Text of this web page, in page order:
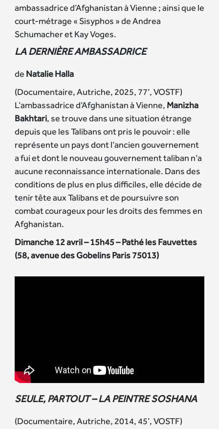
ambassadrice d’Afghanistan à Vienne ; ainsi que le
court-métrage « Sisyphos » de Andrea
Schumacher et Kay Voges.
LA DERNIÈRE AMBASSADRICE
de Natalie Halla
(Documentaire, Autriche, 2025, 77’, VOSTF)
L’ambassadrice d’Afghanistan à Vienne, Manizha
Bakhtari, se trouve dans une situation étrange
depuis que les Talibans ont pris le pouvoir : elle
représente un pays dont l’ancien gouvernement
a fui et dont le nouveau gouvernement taliban n’a
aucune reconnaissance internationale. Dans des
conditions de plus en plus difficiles, elle décide de
tenir tête aux Talibans et de poursuivre son
combat courageux pour les droits des femmes en
Afghanistan.
Dimanche 12 avril – 15h45 – Pathé les Fauvettes
(58, avenue des Gobelins Paris 75013)
SEULE, PARTOUT – LA PEINTRE SOSHANA
(Documentaire, Autriche, 2014, 45’, VOSTF)